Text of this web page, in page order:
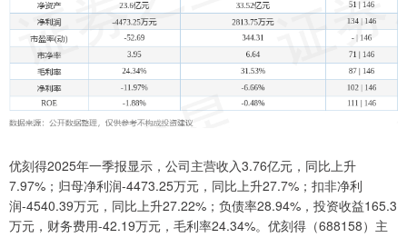
优刻得2025年一季报显示，公司主营收入3.76亿元，同比上升
7.97%；归母净利润-4473.25万元，同比上升27.7%；扣非净利
润-4540.39万元，同比上升27.22%；负债率28.94%，投资收益165.3
万元，财务费用-42.19万元，毛利率24.34%。优刻得（688158）主